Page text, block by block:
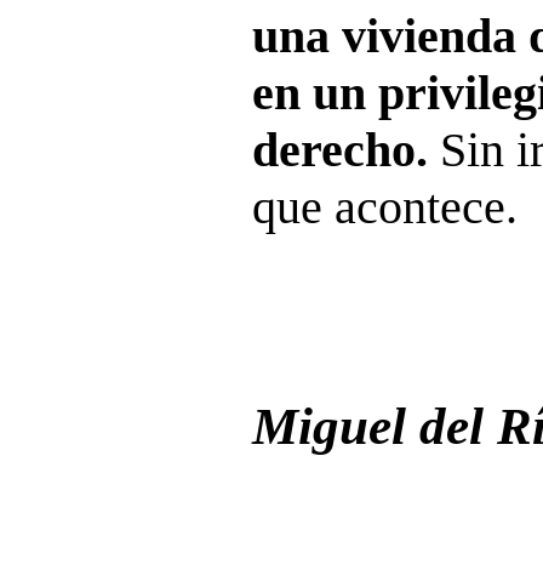
una vivienda
en un
derecho. Sin
que acontece.
Miguel del